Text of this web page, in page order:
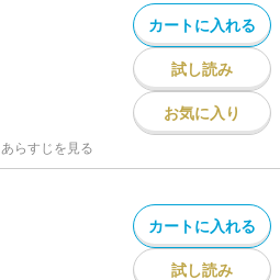
カートに入れる
試し読み
お気に入り
あらすじを見る
カートに入れる
試し読み